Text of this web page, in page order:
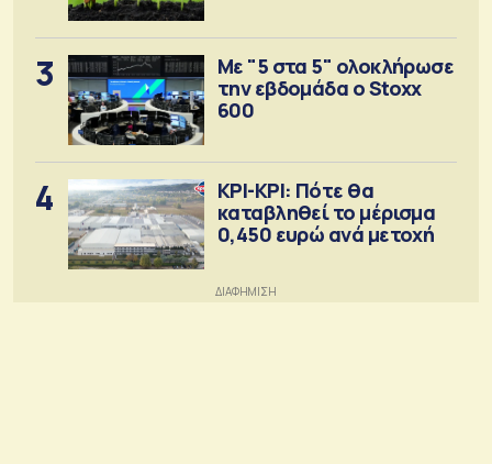
3
Με "5 στα 5" ολοκλήρωσε
την εβδομάδα ο Stoxx
600
4
ΚΡΙ-ΚΡΙ: Πότε θα
καταβληθεί το μέρισμα
0,450 ευρώ ανά μετοχή